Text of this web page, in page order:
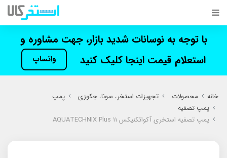
با توجه به نوسانات شدید بازار، جهت مشاوره و
استعلام قیمت اینجا کلیک کنید
واتساپ
خانه محصولات تجهیزات استخر، سونا، جکوزی
پمپ
پمپ تصفیه
پمپ تصفیه استخری آکواتکنیکس AQUATECHNIX Plus 11